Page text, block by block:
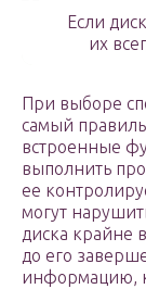
Если
их
При выборе
самый
встроенные
выполнить
ее
могут
диска крайне
до его
информацию,